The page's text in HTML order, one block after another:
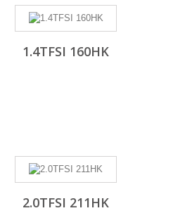
1.4TFSI 160HK
2.0TFSI 211HK